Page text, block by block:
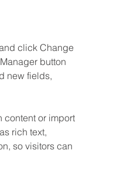
click Change
button
new fields,
content or import
rich text,
so visitors can